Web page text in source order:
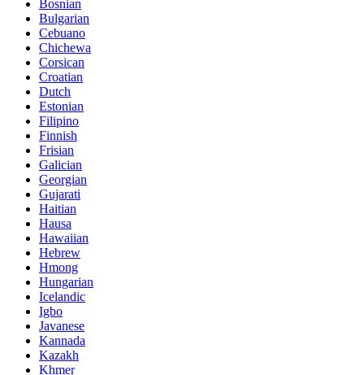
Bosnian
Bulgarian
Cebuano
Chichewa
Corsican
Croatian
Dutch
Estonian
Filipino
Finnish
Frisian
Galician
Georgian
Gujarati
Haitian
Hausa
Hawaiian
Hebrew
Hmong
Hungarian
Icelandic
Igbo
Javanese
Kannada
Kazakh
Khmer